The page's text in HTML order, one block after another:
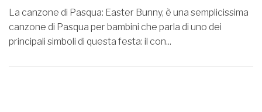
La canzone di Pasqua: Easter Bunny, è una semplicissima
canzone di Pasqua per bambini che parla di uno dei
principali simboli di questa festa: il con...